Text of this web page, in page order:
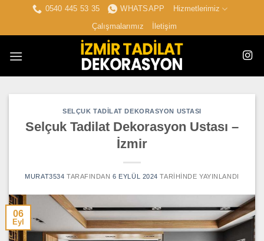
0540 445 53 35 WHATSAPP
Hizmetlerimiz
Çalışmalarımız
İletişim
SELÇUK TADILAT DEKORASYON USTASI
Selçuk Tadilat Dekorasyon Ustası –
İzmir
MURAT3534 TARAFINDAN 6 EYLÜL 2024 TARIHINDE YAYINLANDI
06
Eyl